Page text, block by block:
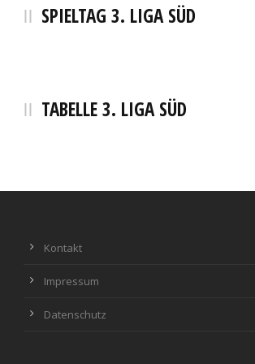
SPIELTAG 3. LIGA SÜD
TABELLE 3. LIGA SÜD
Kontakt
Impressum
Datenschutz